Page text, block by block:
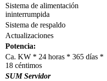
Sistema de alimentación
ininterrumpida
Sistema de respaldo
Actualizaciones
Potencia:
Ca. KW * 24 horas * 365 días *
18 céntimos
SUM Servidor